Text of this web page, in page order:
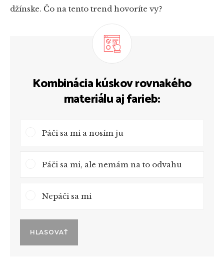
džínske. Čo na tento trend hovoríte vy?
Kombinácia kúskov rovnakého
materiálu aj farieb:
Páči sa mi a nosím ju
Páči sa mi, ale nemám na to odvahu
Nepáči sa mi
HLASOVAŤ